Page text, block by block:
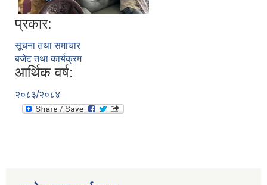
प्रकार:
सूचना तथा समाचार
बजेट तथा कार्यक्रम
आर्थिक वर्ष:
२०८३/२०८४